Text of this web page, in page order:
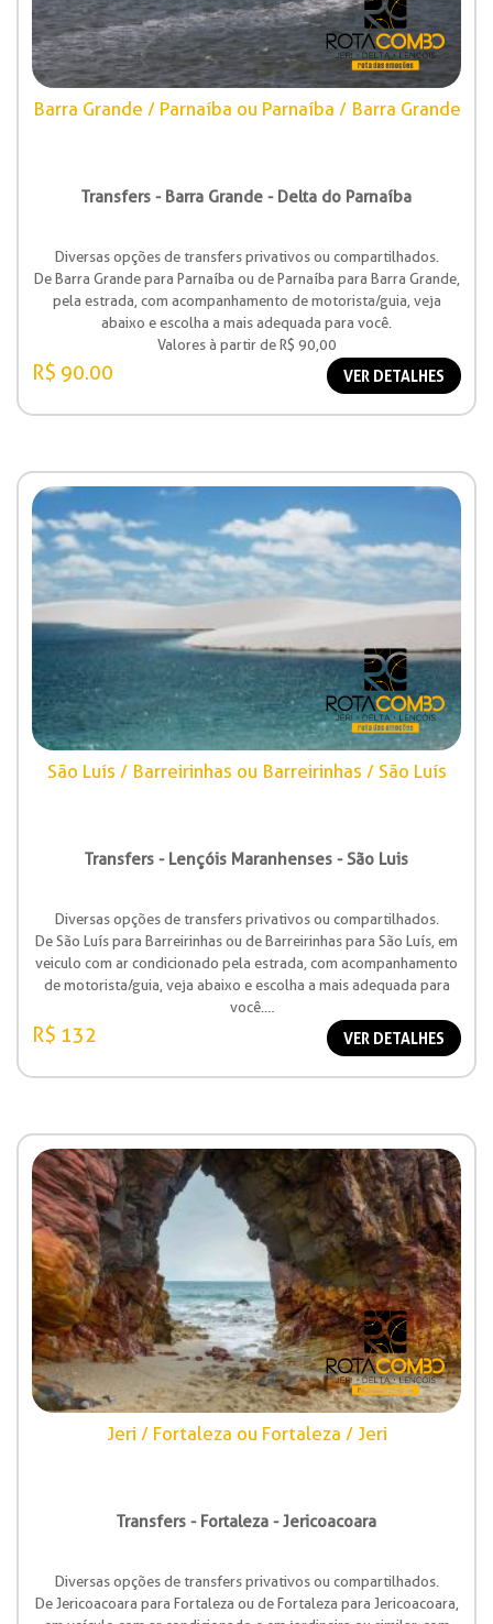
Barra Grande / Parnaíba ou Parnaíba / Barra Grande
Transfers - Barra Grande - Delta do Parnaíba
Diversas opções de transfers privativos ou compartilhados.
De Barra Grande para Parnaíba ou de Parnaíba para Barra Grande,
pela estrada, com acompanhamento de motorista/guia, veja
abaixo e escolha a mais adequada para você.
Valores à partir de R$ 90,00
R$ 90.00 VER DETALHES
São Luís / Barreirinhas ou Barreirinhas / São Luís
Transfers - Lençóis Maranhenses - São Luis
Diversas opções de transfers privativos ou compartilhados.
De São Luís para Barreirinhas ou de Barreirinhas para São Luís, em
veiculo com ar condicionado pela estrada, com acompanhamento
de motorista/guia, veja abaixo e escolha a mais adequada para
você.
Valores à partir de R$ 132,00
R$ 132 VER DETALHES
Jeri / Fortaleza ou Fortaleza / Jeri
Transfers - Fortaleza - Jericoacoara
Diversas opções de transfers privativos ou compartilhados.
De Jericoacoara para Fortaleza ou de Fortaleza para Jericoacoara,